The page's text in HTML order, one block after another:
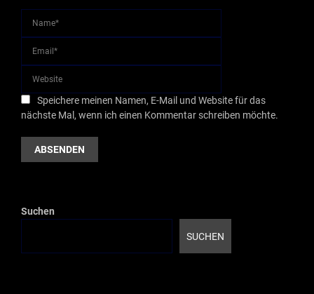
Speichere meinen Namen, E-Mail und Website für das
nächste Mal, wenn ich einen Kommentar schreiben möchte.
Suchen
SUCHEN